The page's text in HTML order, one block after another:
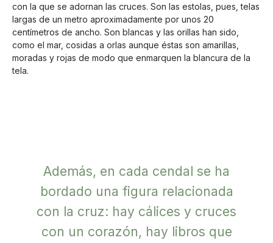
con la que se adornan las cruces. Son las estolas, pues, telas
largas de un metro aproximadamente por unos 20
centímetros de ancho. Son blancas y las orillas han sido,
como el mar, cosidas a orlas aunque éstas son amarillas,
moradas y rojas de modo que enmarquen la blancura de la
tela.
Además, en cada cendal se ha
bordado una figura relacionada
con la cruz: hay cálices y cruces
con un corazón, hay libros que